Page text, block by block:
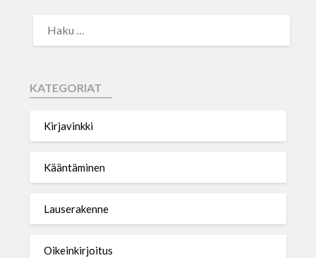
KATEGORIAT
Kirjavinkki
Kääntäminen
Lauserakenne
Oikeinkirjoitus